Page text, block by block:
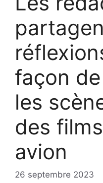
façon
les
des
avion
26 septembre 2023